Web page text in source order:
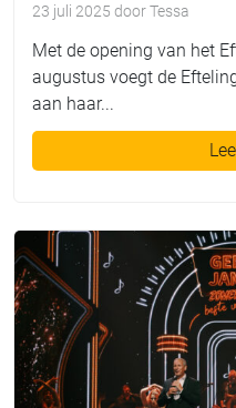
23 juli 2025 doorTessa
Met de opening van het
augustus voegt de
aan haar...